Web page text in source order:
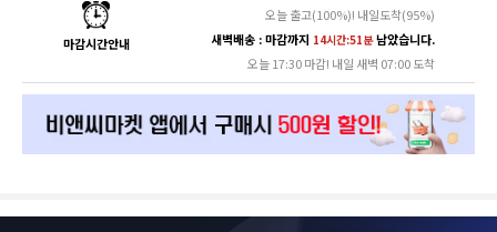
마감시간안내
오늘 출고(100%)! 내일도착(95%)
새벽배송 : 마감까지 14시간:51분남았습니다.
오늘 17:30 마감! 내일 새벽 07:00 도착